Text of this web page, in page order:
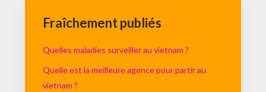
Fraîchement publiés
Quelles maladies surveiller au vietnam ?
Quelle est la meilleure agence pour partir au
vietnam ?